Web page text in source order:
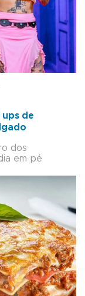
de
dos
em pé